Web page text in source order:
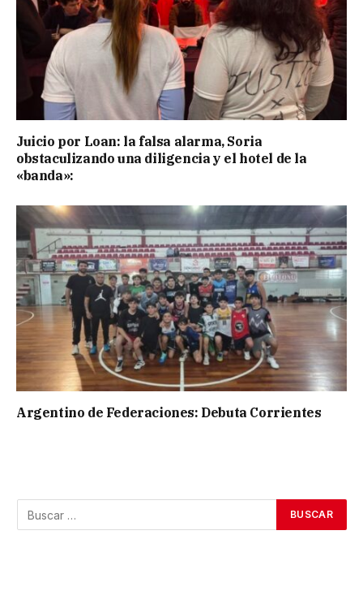
Juicio por Loan: la falsa alarma, Soria
obstaculizando una diligencia y el hotel de la
«banda»:
Argentino de Federaciones: Debuta Corrientes